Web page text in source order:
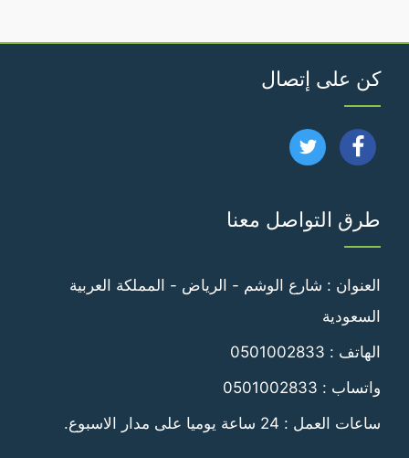
كن على إتصال
تابعنا
فيسبوك
تابعنا
طرق التواصل معنا
العنوان : شارع الوشم - الرياض - المملكة العربية
السعودية
الهاتف : 0501002833
واتساب : 0501002833
ساعات العمل : 24 ساعة يوميا على مدار الاسبوع.